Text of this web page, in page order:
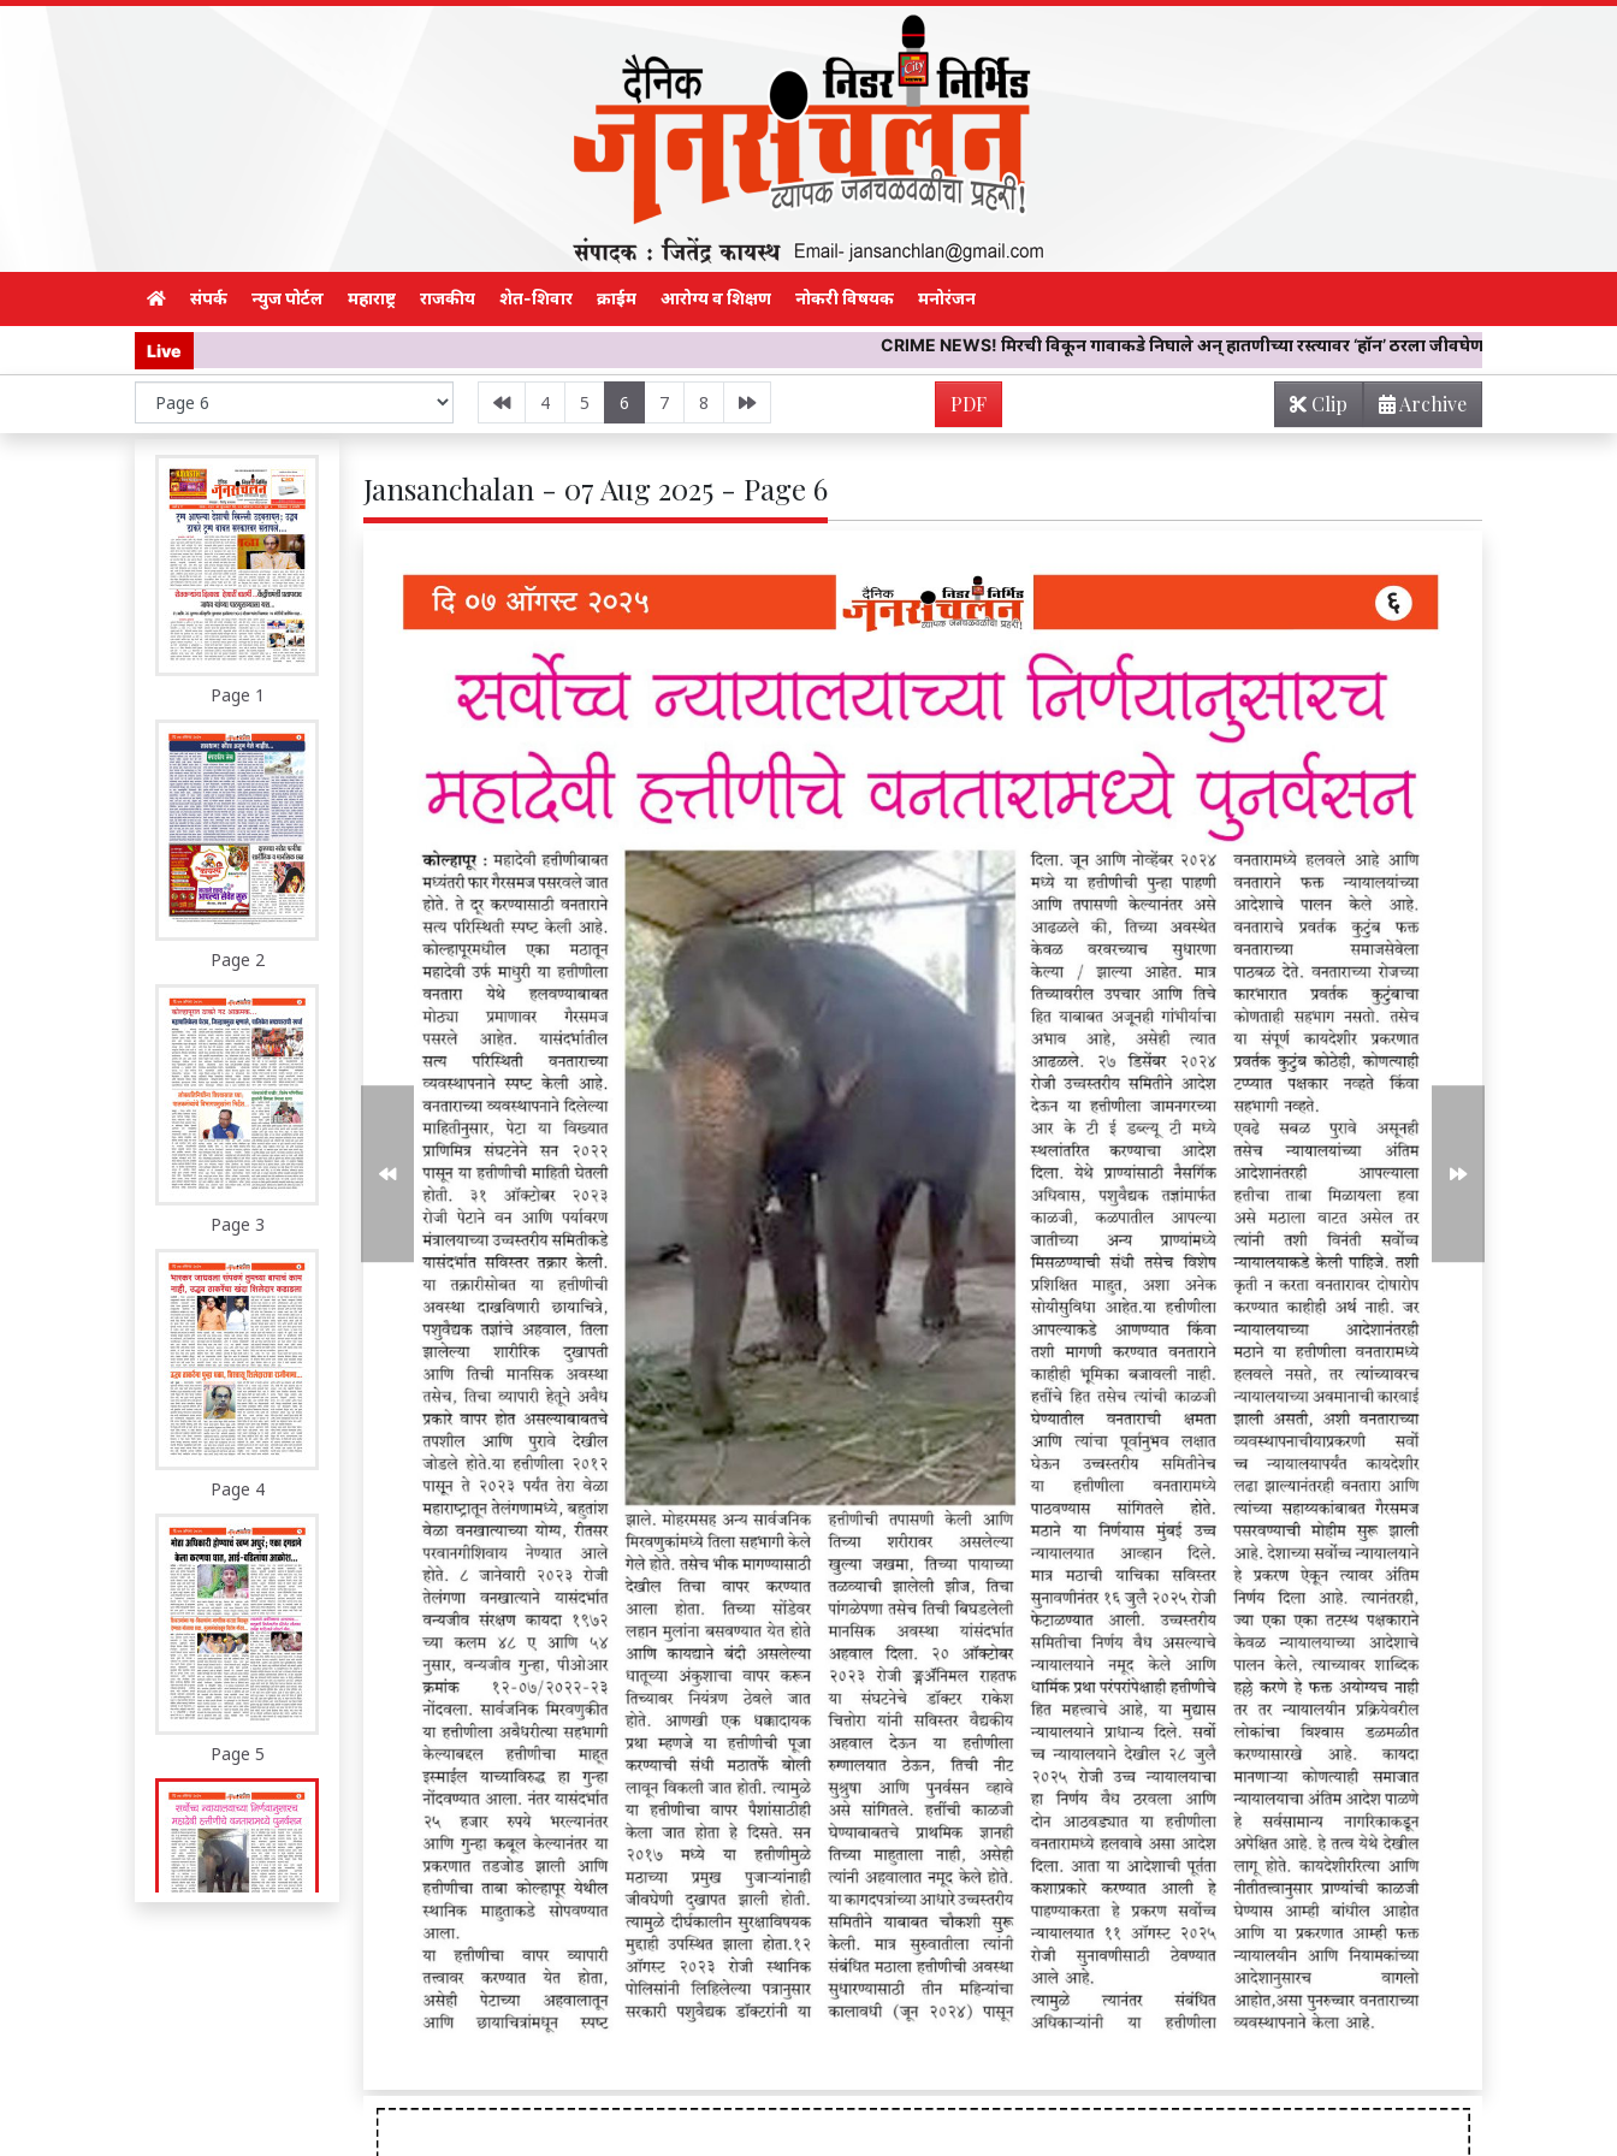
संपर्क न्युज पोर्टल महाराष्ट्र राजकीय शेत-शिवार क्राईम आरोग्य व शिक्षण नोकरी विषयक मनोरंजन
Live CRIME NEWS! मिरची विकून गावाकडे निघाले अन् हातणीच्या रस्त्यावर ‘हॉर्न’ ठरला जीवघेणा! दुचाकी आडवी लावत सहा
4 5 6 7 8 PDF Archive
Clip
Page 1
Page 2
Page 3
Page 4
Page 5
Jansanchalan - 07 Aug 2025 - Page 6